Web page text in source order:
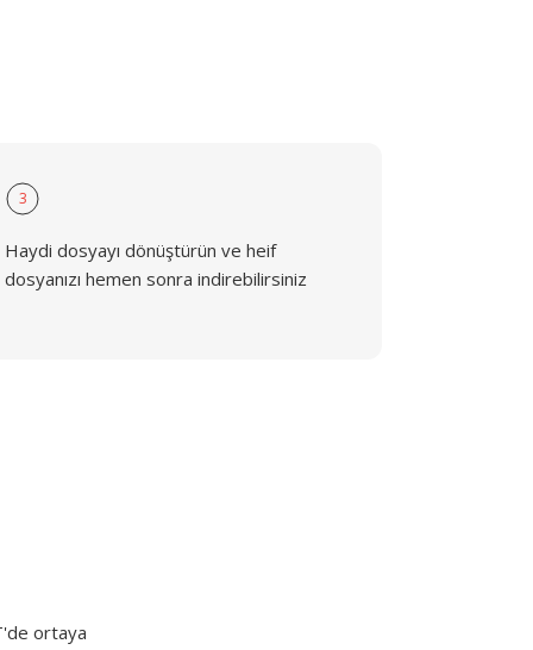
3
Haydi dosyayı dönüştürün ve heif
dosyanızı hemen sonra indirebilirsiniz
ortaya